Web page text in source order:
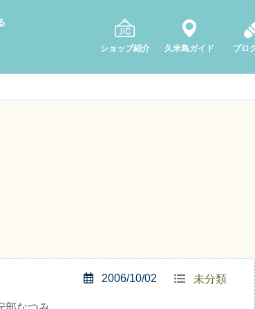
ショップ紹介 久米島ガイド プロ
未分類
2006/10/02